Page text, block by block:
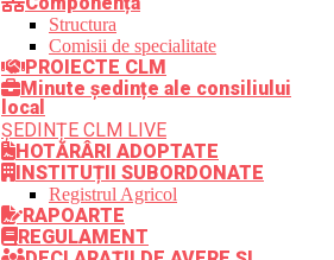
Structura
Comisii de specialitate
PROIECTE CLM
Minute ședințe ale consiliului
local
ȘEDINȚE CLM LIVE
HOTĂRÂRI ADOPTATE
INSTITUȚII SUBORDONATE
Registrul Agricol
RAPOARTE
REGULAMENT